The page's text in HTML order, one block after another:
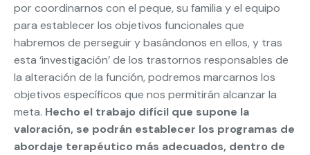
por coordinarnos con el peque, su familia y el equipo
para establecer los objetivos funcionales que
habremos de perseguir y basándonos en ellos, y tras
esta ‘investigación’ de los trastornos responsables de
la alteración de la función, podremos marcarnos los
objetivos específicos que nos permitirán alcanzar la
meta. Hecho el trabajo difícil que supone la
valoración, se podrán establecer los programas de
abordaje terapéutico más adecuados, dentro de